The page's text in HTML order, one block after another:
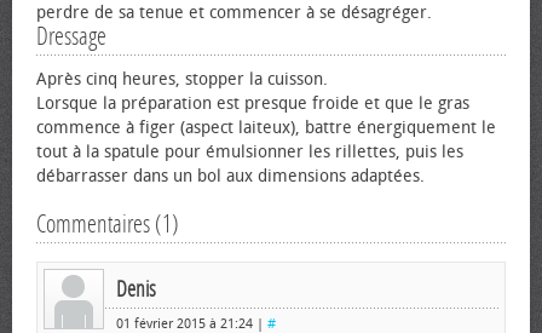
perdre de sa tenue et commencer à se désagréger.
Dressage
Après cinq heures, stopper la cuisson.
Lorsque la préparation est presque froide et que le gras
commence à figer (aspect laiteux), battre énergiquement le
tout à la spatule pour émulsionner les rillettes, puis les
débarrasser dans un bol aux dimensions adaptées.
Commentaires (1)
Denis
01 février 2015 à 21:24 | #